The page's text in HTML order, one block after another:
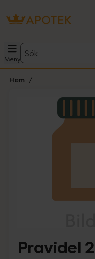
Meny
Sök
Hem
Lista: .
Pravidel